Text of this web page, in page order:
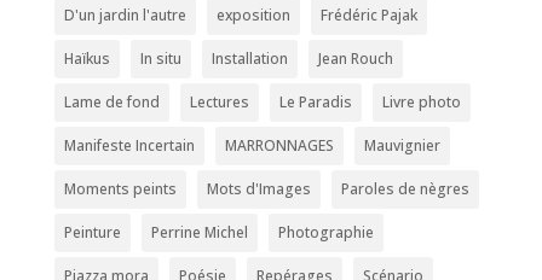
D'un jardin l'autre exposition Frédéric Pajak
Haïkus In situ Installation Jean Rouch
Lame de fond Lectures Le Paradis Livre photo
Manifeste Incertain MARRONNAGES Mauvignier
Moments peints Mots d'Images Paroles de nègres
Peinture Perrine Michel Photographie
Piazza mora Poésie Repérages Scénario